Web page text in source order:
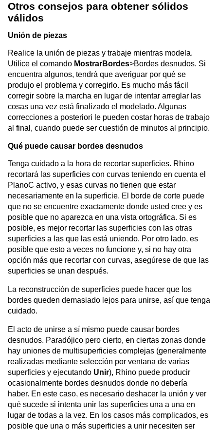
Otros consejos para obtener sólidos
válidos
Unión de piezas
Realice la unión de piezas y trabaje mientras modela.
Utilice el comando MostrarBordes>Bordes desnudos. Si
encuentra algunos, tendrá que averiguar por qué se
produjo el problema y corregirlo. Es mucho más fácil
corregir sobre la marcha en lugar de intentar arreglar las
cosas una vez está finalizado el modelado. Algunas
correcciones a posteriori le pueden costar horas de trabajo
al final, cuando puede ser cuestión de minutos al principio.
Qué puede causar bordes desnudos
Tenga cuidado a la hora de recortar superficies. Rhino
recortará las superficies con curvas teniendo en cuenta el
PlanoC activo, y esas curvas no tienen que estar
necesariamente en la superficie. El borde de corte puede
que no se encuentre exactamente donde usted cree y es
posible que no aparezca en una vista ortográfica. Si es
posible, es mejor recortar las superficies con las otras
superficies a las que las está uniendo. Por otro lado, es
posible que esto a veces no funcione y, si no hay otra
opción más que recortar con curvas, asegúrese de que las
superficies se unan después.
La reconstrucción de superficies puede hacer que los
bordes queden demasiado lejos para unirse, así que tenga
cuidado.
El acto de unirse a sí mismo puede causar bordes
desnudos. Paradójico pero cierto, en ciertas zonas donde
hay uniones de multisuperficies complejas (generalmente
realizadas mediante selección por ventana de varias
superficies y ejecutando Unir), Rhino puede producir
ocasionalmente bordes desnudos donde no debería
haber. En este caso, es necesario deshacer la unión y ver
qué sucede si intenta unir las superficies una a una en
lugar de todas a la vez. En los casos más complicados, es
posible que una o más superficies a unir necesiten ser